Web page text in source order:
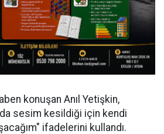
konuşan Anıl Yetişkin,
sesim kesildiği için kendi
ifadelerini kullandı.